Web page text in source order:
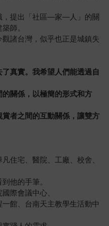
，提出「社區—家—人」的關
師。
諸台灣，似乎也正是城鎮失
了真實。我希望人們能透過自
關係，以極簡的形式和方
者之間的互動關係，讓雙方
住宅、醫院、工廠、校舍、
他的手筆。
際會議中心、
館、台南天主教學生活動中